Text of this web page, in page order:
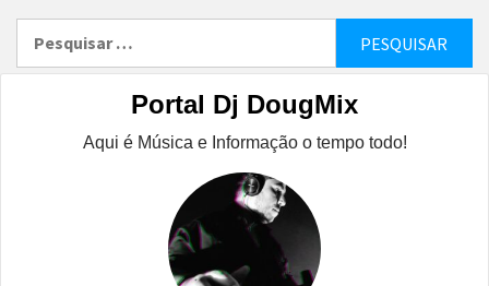
Portal Dj DougMix
Aqui é Música e Informação o tempo todo!